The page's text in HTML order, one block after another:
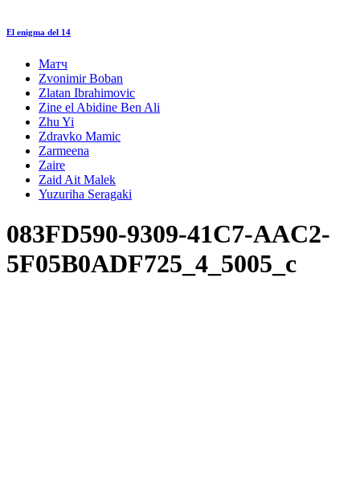
El enigma del 14
Матч
Zvonimir Boban
Zlatan Ibrahimovic
Zine el Abidine Ben Ali
Zhu Yi
Zdravko Mamic
Zarmeena
Zaire
Zaid Ait Malek
Yuzuriha Seragaki
083FD590-9309-41C7-AAC2-
5F05B0ADF725_4_5005_c